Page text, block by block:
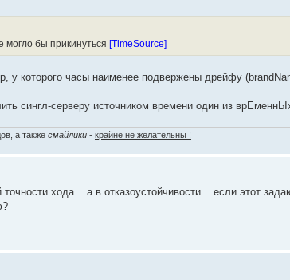
могло бы прикинуться [TimeSource]
у которого часы наименее подвержены дрейфу
сингл-серверу источником времени один из
а также смайлики - крайне не желательны !
хода... а в отказоустойчивости... если этот